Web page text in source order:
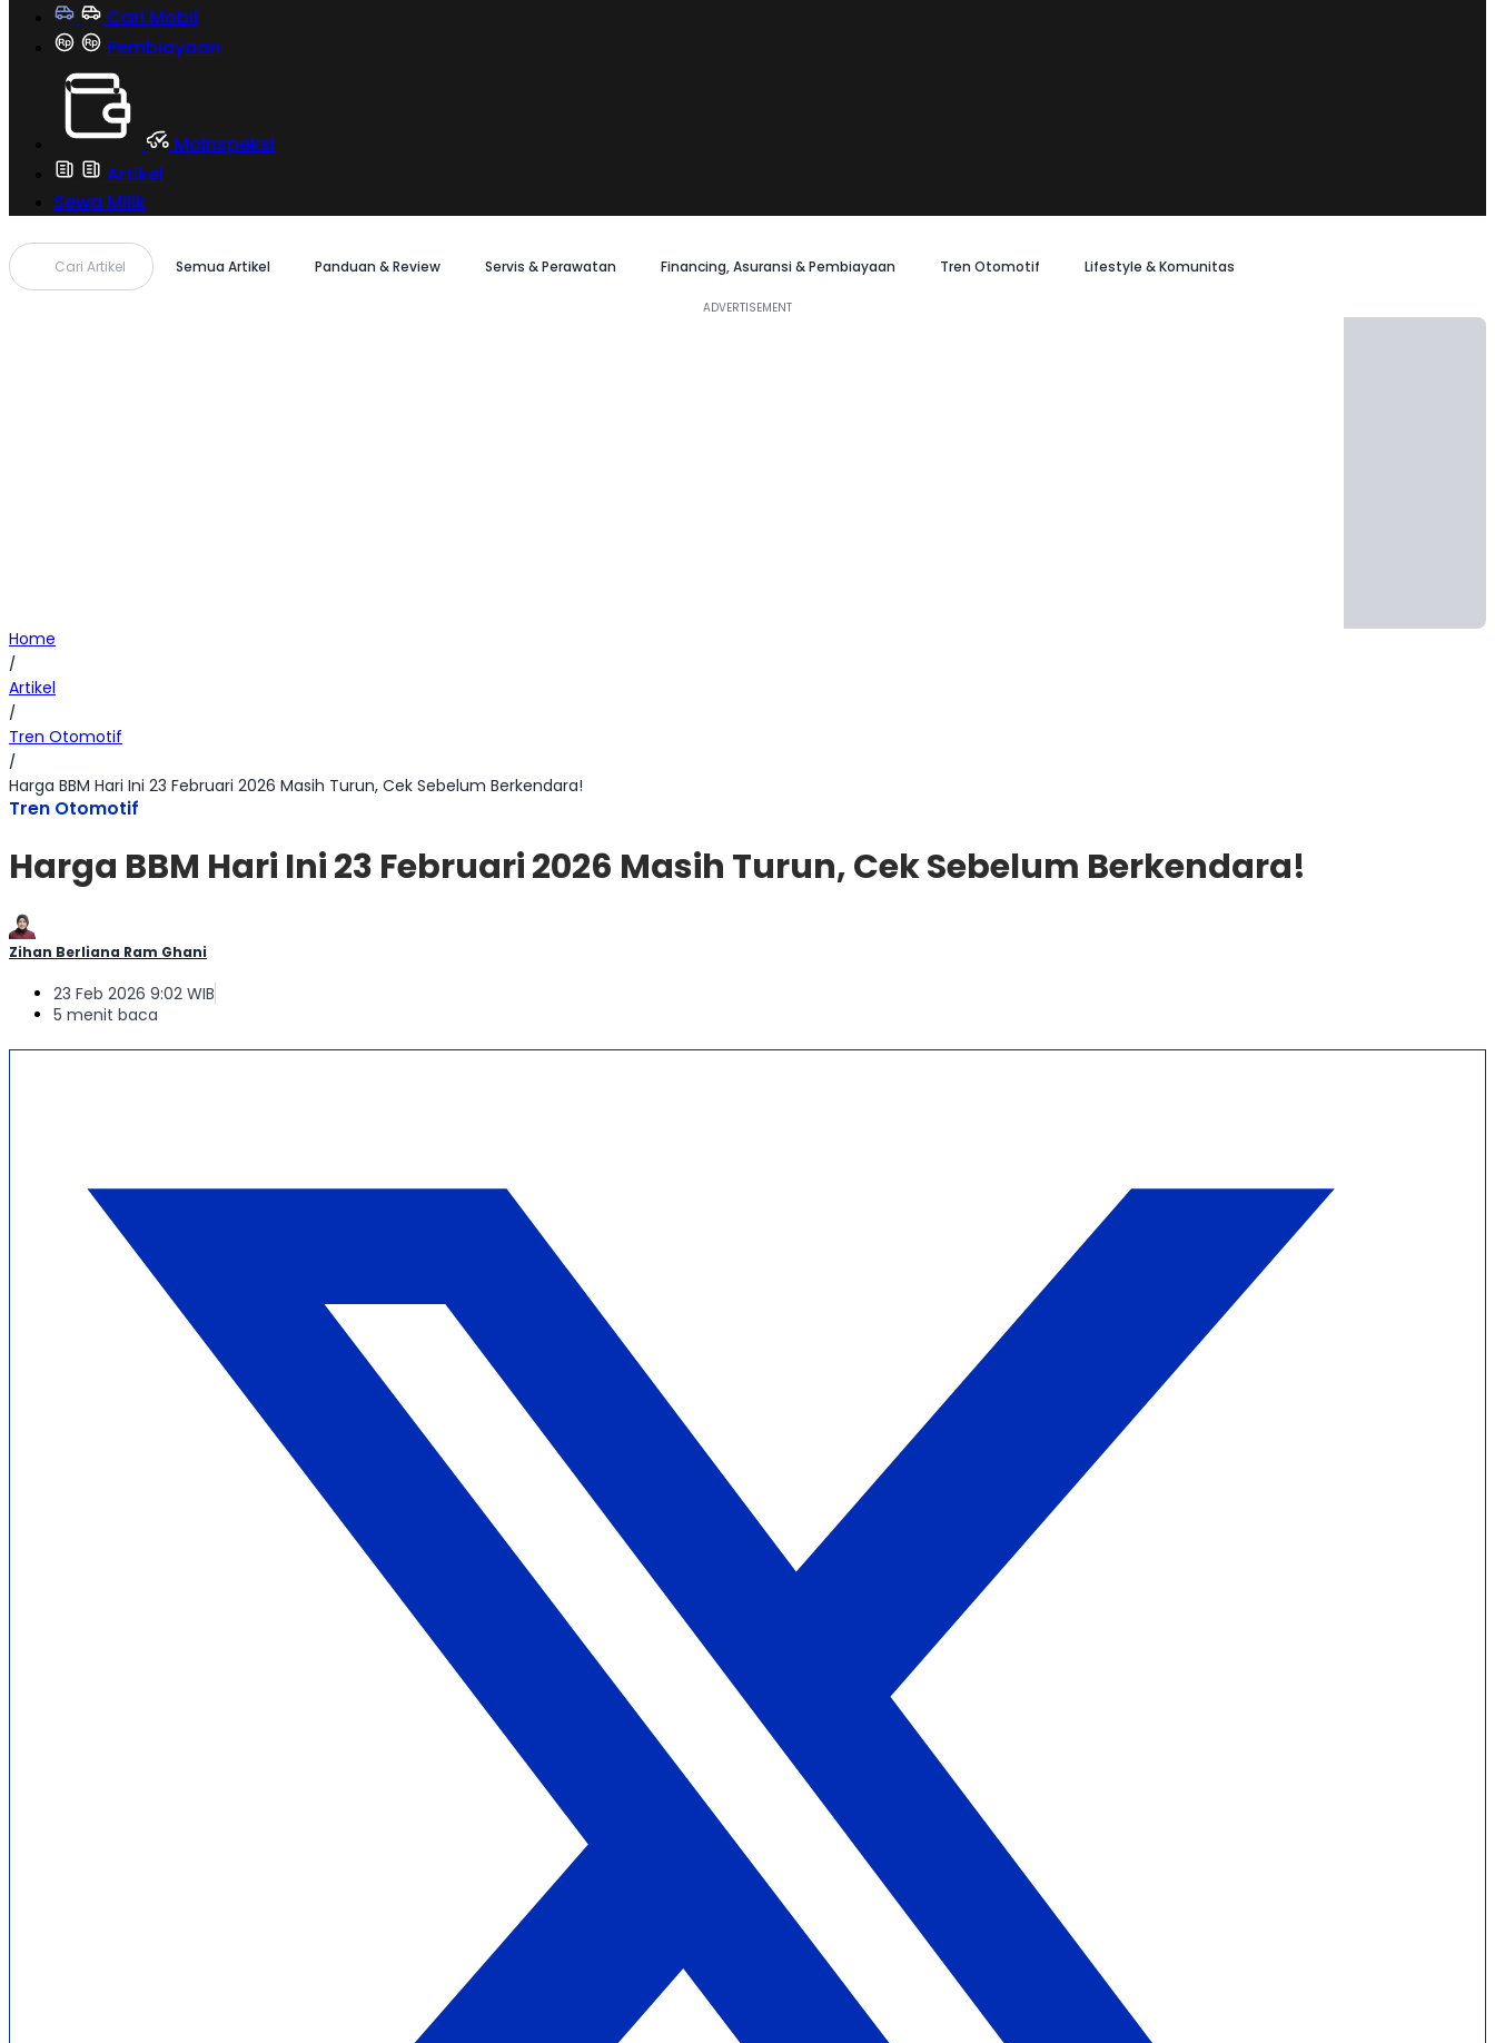
Cari Mobil
Pembiayaan
MoInspeksi
Artikel
Sewa Milik
Cari Artikel Semua Artikel Panduan & Review Servis & Perawatan Financing, Asuransi & Pembiayaan Tren Otomotif Lifestyle & Komunitas
Home
/
Artikel
/
Tren Otomotif
/
Harga BBM Hari Ini 23 Februari 2026 Masih Turun, Cek Sebelum Berkendara!
Tren Otomotif
Harga BBM Hari Ini 23 Februari 2026 Masih Turun, Cek Sebelum Berkendara!
Zihan Berliana Ram Ghani
23 Feb 2026 9:02 WIB
5 menit baca